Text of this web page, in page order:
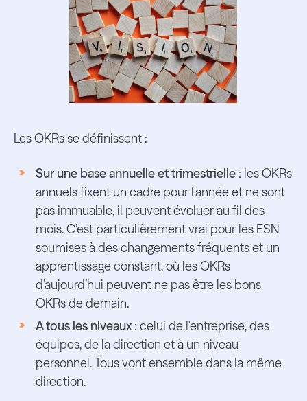
Les OKRs se définissent :
Sur une base annuelle et trimestrielle : les OKRs
annuels fixent un cadre pour l'année et ne sont
pas immuable, il peuvent évoluer au fil des
mois. C’est particulièrement vrai pour les ESN
soumises à des changements fréquents et un
apprentissage constant, où les OKRs
d’aujourd’hui peuvent ne pas être les bons
OKRs de demain.
A tous les niveaux: celui de l'entreprise, des
équipes, de la direction et à un niveau
personnel. Tous vont ensemble dans la même
direction.